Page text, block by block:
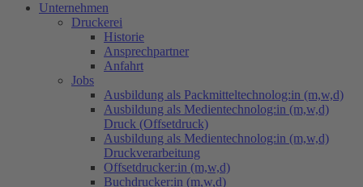
Unternehmen
Druckerei
Historie
Ansprechpartner
Anfahrt
Jobs
Ausbildung als Packmitteltechnolog:in (m,w,d)
Ausbildung als Medientechnolog:in (m,w,d)
Druck (Offsetdruck)
Ausbildung als Medientechnolog:in (m,w,d)
Druckverarbeitung
Offsetdrucker:in (m,w,d)
Buchdrucker:in (m,w,d)